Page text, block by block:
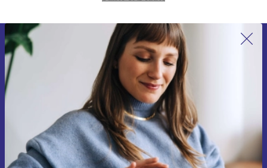
Recevoir offres et infos de refurbed
par mail
Ne manquez plus aucune offre.
S'inscrire
Retrouvez les informations sur l'utilisation des données personnelles